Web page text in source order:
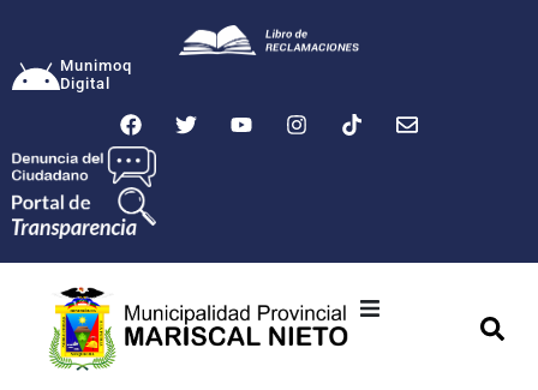
Munimoq
Digital